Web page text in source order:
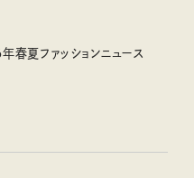
春夏ファッションニュース